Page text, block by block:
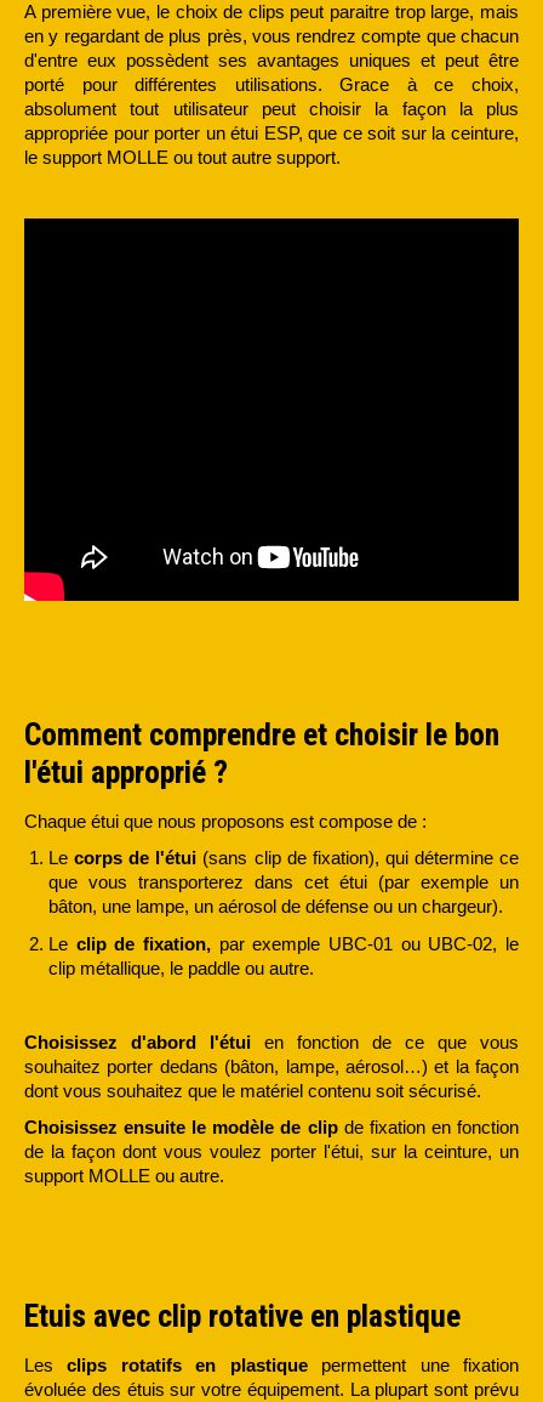
A première vue, le choix de clips peut paraitre trop large, mais
en y regardant de plus près, vous rendrez compte que chacun
d'entre eux possèdent ses avantages uniques et peut être
porté pour différentes utilisations. Grace à ce choix,
absolument tout utilisateur peut choisir la façon la plus
appropriée pour porter un étui ESP, que ce soit sur la ceinture,
le support MOLLE ou tout autre support.
Comment comprendre et choisir le bon
l'étui approprié ?
Chaque étui que nous proposons est compose de :
Lecorps de l'étui (sans clip de fixation), qui détermine ce
que vous transporterez dans cet étui (par exemple un
bâton, une lampe, un aérosol de défense ou un chargeur).
Le clip de fixation, par exemple UBC-01 ou UBC-02, le
clip métallique, le paddle ou autre.
Choisissez d'abord l'étui en fonction de ce que vous
souhaitez porter dedans (bâton, lampe, aérosol…) et la façon
dont vous souhaitez que le matériel contenu soit sécurisé.
Choisissez ensuite le modèle de clip de fixation en fonction
de la façon dont vous voulez porter l'étui, sur la ceinture, un
support MOLLE ou autre.
Etuis avec clip rotative en plastique
Lesclips rotatifs en plastique permettent une fixation
évoluée des étuis sur votre équipement. La plupart sont prévu